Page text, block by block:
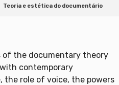
Teoria e estética do documentário
of the documentary theory
contemporary
the role of voice, the powers